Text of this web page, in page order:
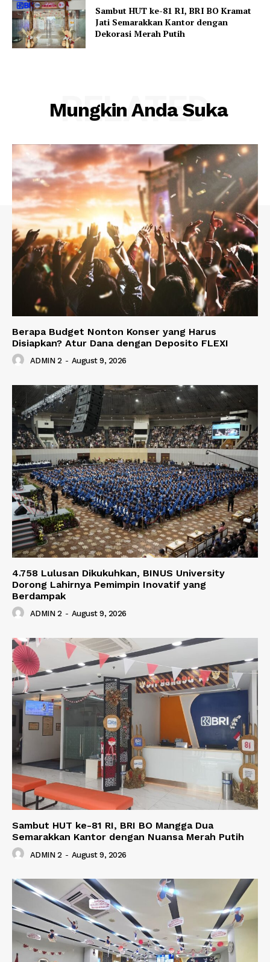
Sambut HUT ke-81 RI, BRI BO Kramat
Jati Semarakkan Kantor dengan
Dekorasi Merah Putih
Mungkin Anda Suka
RELATED
Berapa Budget Nonton Konser yang Harus
Disiapkan? Atur Dana dengan Deposito FLEXI
ADMIN 2 - August 9, 2026
4.758 Lulusan Dikukuhkan, BINUS University
Dorong Lahirnya Pemimpin Inovatif yang
Berdampak
ADMIN 2 - August 9, 2026
Sambut HUT ke-81 RI, BRI BO Mangga Dua
Semarakkan Kantor dengan Nuansa Merah Putih
ADMIN 2 - August 9, 2026